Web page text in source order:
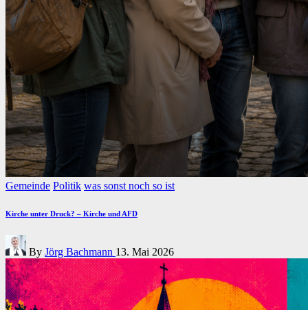
Posted
Gemeinde Politik was sonst noch so ist
Kirche unter Druck? – Kirche und AFD
Posted
by
By Jörg Bachmann 13. Mai 2026